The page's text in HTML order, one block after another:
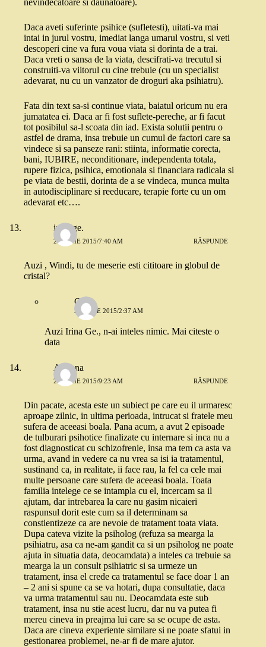
nevindecatoare si daunatoare).
Daca aveti suferinte psihice (sufletesti), uitati-va mai
intai in jurul vostru, imediat langa umarul vostru, si veti
descoperi cine va fura voua viata si dorinta de a trai.
Daca vreti o sansa de la viata, descifrati-va trecutul si
construiti-va viitorul cu cine trebuie (cu un specialist
adevarat, nu cu un vanzator de droguri aka psihiatru).
Fata din text sa-si continue viata, baiatul oricum nu era
jumatatea ei. Daca ar fi fost suflete-pereche, ar fi facut
tot posibilul sa-l scoata din iad. Exista solutii pentru o
astfel de drama, insa trebuie un cumul de factori care sa
vindece si sa panseze rani: stiinta, informatie corecta,
bani, IUBIRE, neconditionare, independenta totala,
rupere fizica, psihica, emotionala si financiara radicala si
pe viata de bestii, dorinta de a se vindeca, munca multa
in autodisciplinare si reeducare, terapie forte cu un om
adevarat etc….
irina ge.
29 IUNIE 2015/7:40 AM RĂSPUNDE
Auzi , Windi, tu de meserie esti cititoare in globul de
cristal?
Oana
20 IULIE 2015/2:37 AM
Auzi Irina Ge., n-ai inteles nimic. Mai citeste o
data
Adriana
29 IUNIE 2015/9:23 AM RĂSPUNDE
Din pacate, acesta este un subiect pe care eu il urmaresc
aproape zilnic, in ultima perioada, intrucat si fratele meu
sufera de aceeasi boala. Pana acum, a avut 2 episoade
de tulburari psihotice finalizate cu internare si inca nu a
fost diagnosticat cu schizofrenie, insa ma tem ca asta va
urma, avand in vedere ca nu vrea sa isi ia tratamentul,
sustinand ca, in realitate, ii face rau, la fel ca cele mai
multe persoane care sufera de aceeasi boala. Toata
familia intelege ce se intampla cu el, incercam sa il
ajutam, dar intrebarea la care nu gasim nicaieri
raspunsul dorit este cum sa il determinam sa
constientizeze ca are nevoie de tratament toata viata.
Dupa cateva vizite la psiholog (refuza sa mearga la
psihiatru, asa ca ne-am gandit ca si un psiholog ne poate
ajuta in situatia data, deocamdata) a inteles ca trebuie sa
mearga la un consult psihiatric si sa urmeze un
tratament, insa el crede ca tratamentul se face doar 1 an
– 2 ani si spune ca se va hotari, dupa consultatie, daca
va urma tratamentul sau nu. Deocamdata este sub
tratament, insa nu stie acest lucru, dar nu va putea fi
mereu cineva in preajma lui care sa se ocupe de asta.
Daca are cineva experiente similare si ne poate sfatui in
gestionarea problemei, ne-ar fi de mare ajutor.